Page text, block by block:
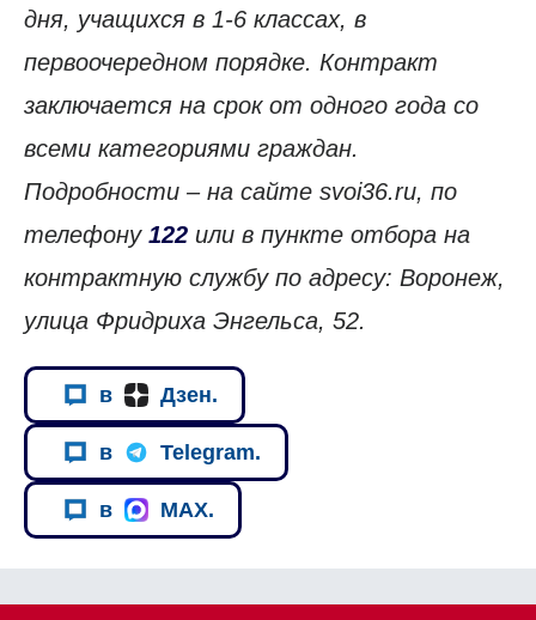
дня, учащихся в 1-6 классах, в
первоочередном порядке. Контракт
заключается на срок от одного года со
всеми категориями граждан.
Подробности – на сайте svoi36.ru, по
телефону 122 или в пункте отбора на
контрактную службу по адресу: Воронеж,
улица Фридриха Энгельса, 52.
в Дзен.
в Telegram.
в MAX.